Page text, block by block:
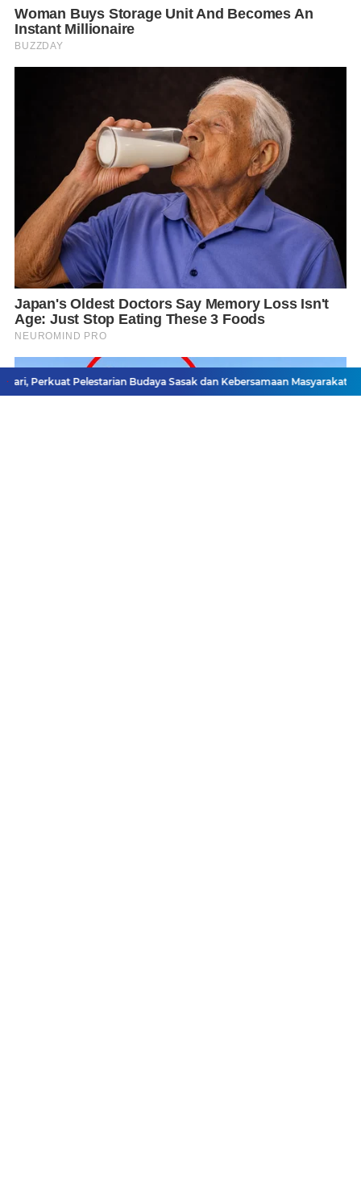
Pelestarian Budaya Sasak dan Kebersamaan Masyarakat Bawa Nama